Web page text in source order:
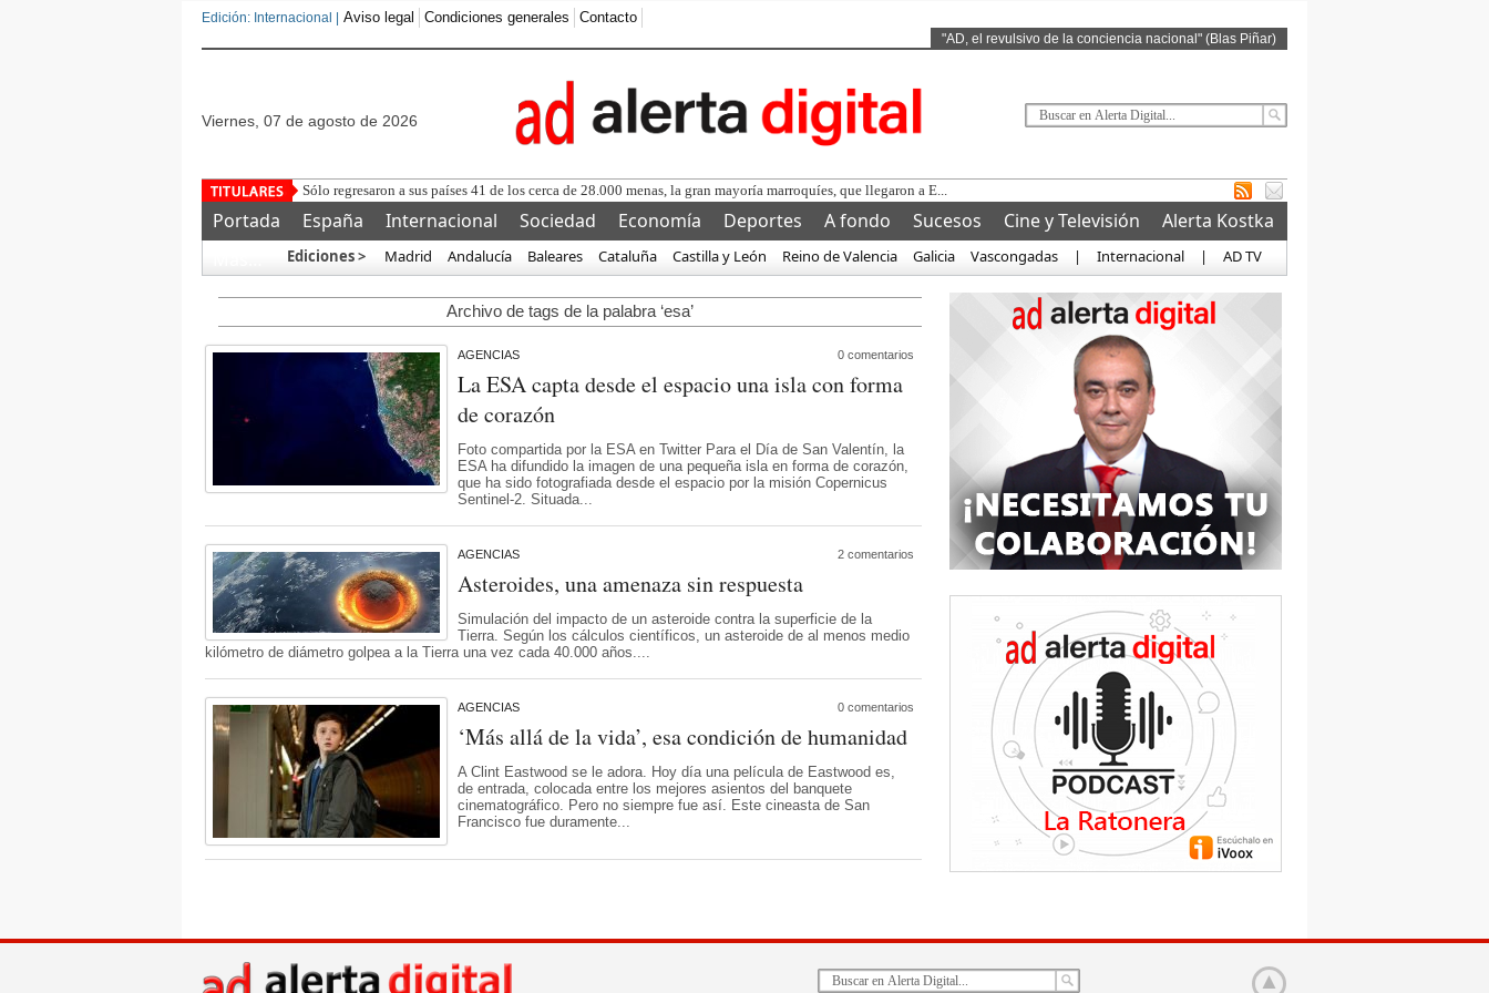
Edición: Internacional | Aviso legal Condiciones generales Contacto
"AD, el revulsivo de la conciencia nacional" (Blas Piñar)
viernes, 07 de agosto de 2026
Sólo regresaron a sus países 41 de los cerca de 28.000 menas, la gran mayoría marroquíes, que llegaron a E...
Portada España Internacional Sociedad Economía Deportes A fondo Sucesos Cine y Televisión
Alerta Kostka
Ediciones > Madrid Andalucía Baleares Cataluña Castilla y León Reino de Valencia Galicia Vascongadas | Internacional | AD TV
Archivo de tags de la palabra ‘esa’
AGENCIAS 0 comentarios
La ESA capta desde el espacio una isla con forma
de corazón
Foto compartida por la ESA en Twitter Para el Día de San Valentín, la
ESA ha difundido la imagen de una pequeña isla en forma de corazón,
que ha sido fotografiada desde el espacio por la misión Copernicus
Sentinel-2. Situada...
AGENCIAS 2 comentarios
Asteroides, una amenaza sin respuesta
Simulación del impacto de un asteroide contra la superficie de la
Tierra. Según los cálculos científicos, un asteroide de al menos medio
kilómetro de diámetro golpea a la Tierra una vez cada 40.000 años....
AGENCIAS 0 comentarios
‘Más allá de la vida’, esa condición de humanidad
A Clint Eastwood se le adora. Hoy día una película de Eastwood es,
de entrada, colocada entre los mejores asientos del banquete
cinematográfico. Pero no siempre fue así. Este cineasta de San
Francisco fue duramente...